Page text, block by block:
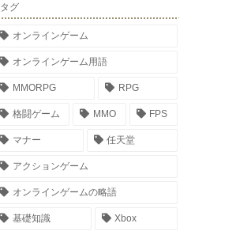
タグ
オンラインゲーム
オンラインゲーム用語
MMORPG RPG
格闘ゲーム MMO FPS
マナー 任天堂
アクションゲーム
オンラインゲームの略語
基礎知識 Xbox